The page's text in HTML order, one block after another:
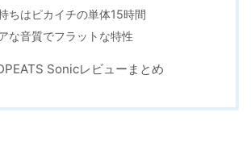
ちはピカイチの単体15時間
な音質でフラットな特性
Sonicレビューまとめ